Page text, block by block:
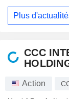
Plus
CCC
Action